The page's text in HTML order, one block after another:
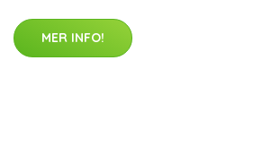
MER INFO!